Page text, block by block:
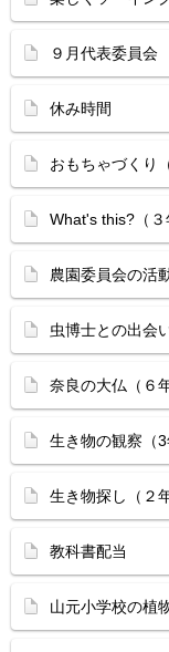
９月代表委員会
休み時間
おもちゃづくり
What's this?（３
農園委員会の活
虫博士との出会
奈良の大仏（６
生き物の観察（3
生き物探し（２
教科書配当
山元小学校の植